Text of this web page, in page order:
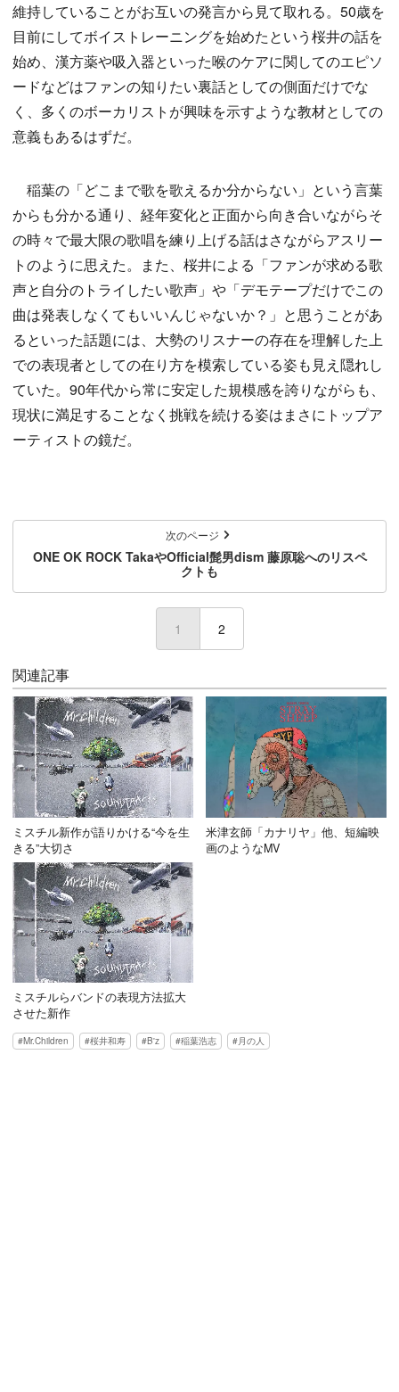
維持していることがお互いの発言から見て取れる。50歳を
目前にしてボイストレーニングを始めたという桜井の話を
始め、漢方薬や吸入器といった喉のケアに関してのエピソ
ードなどはファンの知りたい裏話としての側面だけでな
く、多くのボーカリストが興味を示すような教材としての
意義もあるはずだ。
稲葉の「どこまで歌を歌えるか分からない」という言葉
からも分かる通り、経年変化と正面から向き合いながらそ
の時々で最大限の歌唱を練り上げる話はさながらアスリー
トのように思えた。また、桜井による「ファンが求める歌
声と自分のトライしたい歌声」や「デモテープだけでこの
曲は発表しなくてもいいんじゃないか？」と思うことがあ
るといった話題には、大勢のリスナーの存在を理解した上
での表現者としての在り方を模索している姿も見え隠れし
ていた。90年代から常に安定した規模感を誇りながらも、
現状に満足することなく挑戦を続ける姿はまさにトップア
ーティストの鏡だ。
次のページ
ONE OK ROCK TakaやOfficial髭男dism 藤原聡へのリスペ
クトも
1 (current)
2
関連記事
ミスチル新作が語りかける“今を生
きる”大切さ
米津玄師「カナリヤ」他、短編映
画のようなMV
ミスチルらバンドの表現方法拡大
させた新作
Mr.Children 桜井和寿 B'z 稲葉浩志 月の人